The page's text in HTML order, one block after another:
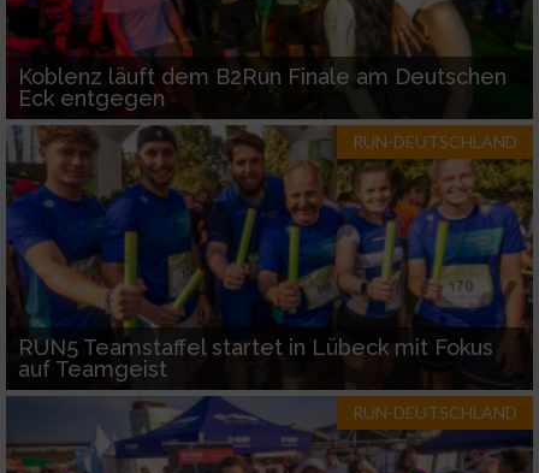
Koblenz läuft dem B2Run Finale am Deutschen
Eck entgegen
RUN-DEUTSCHLAND
RUN5 Teamstaffel startet in Lübeck mit Fokus
auf Teamgeist
RUN-DEUTSCHLAND